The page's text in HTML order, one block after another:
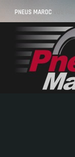
PNEUS MAROC VOS